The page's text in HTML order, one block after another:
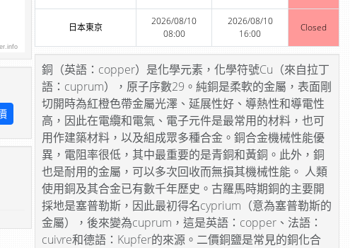
日本東京
2026/08/10
08:00
2026/08/10
16:00
Closed
銅（英語：copper）是化學元素，化學符號Cu（來自拉丁
語：cuprum），原子序數29。純銅是柔軟的金屬，表面剛
切開時為紅橙色帶金屬光澤、延展性好、導熱性和導電性
高，因此在電纜和電氣、電子元件是最常用的材料，也可
用作建築材料，以及組成眾多種合金。銅合金機械性能優
異，電阻率很低，其中最重要的是青銅和黃銅。此外，銅
也是耐用的金屬，可以多次回收而無損其機械性能。 人類
使用銅及其合金已有數千年歷史。古羅馬時期銅的主要開
採地是塞普勒斯，因此最初得名cyprium（意為塞普勒斯的
金屬），後來變為cuprum，這是英語：copper、法語：
cuivre和德語：Kupfer的來源。二價銅鹽是常見的銅化合